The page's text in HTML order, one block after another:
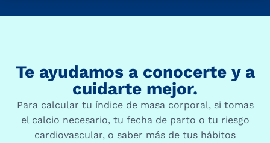
Te ayudamos a conocerte y a
cuidarte mejor.
Para calcular tu índice de masa corporal, si tomas
el calcio necesario, tu fecha de parto o tu riesgo
cardiovascular, o saber más de tus hábitos